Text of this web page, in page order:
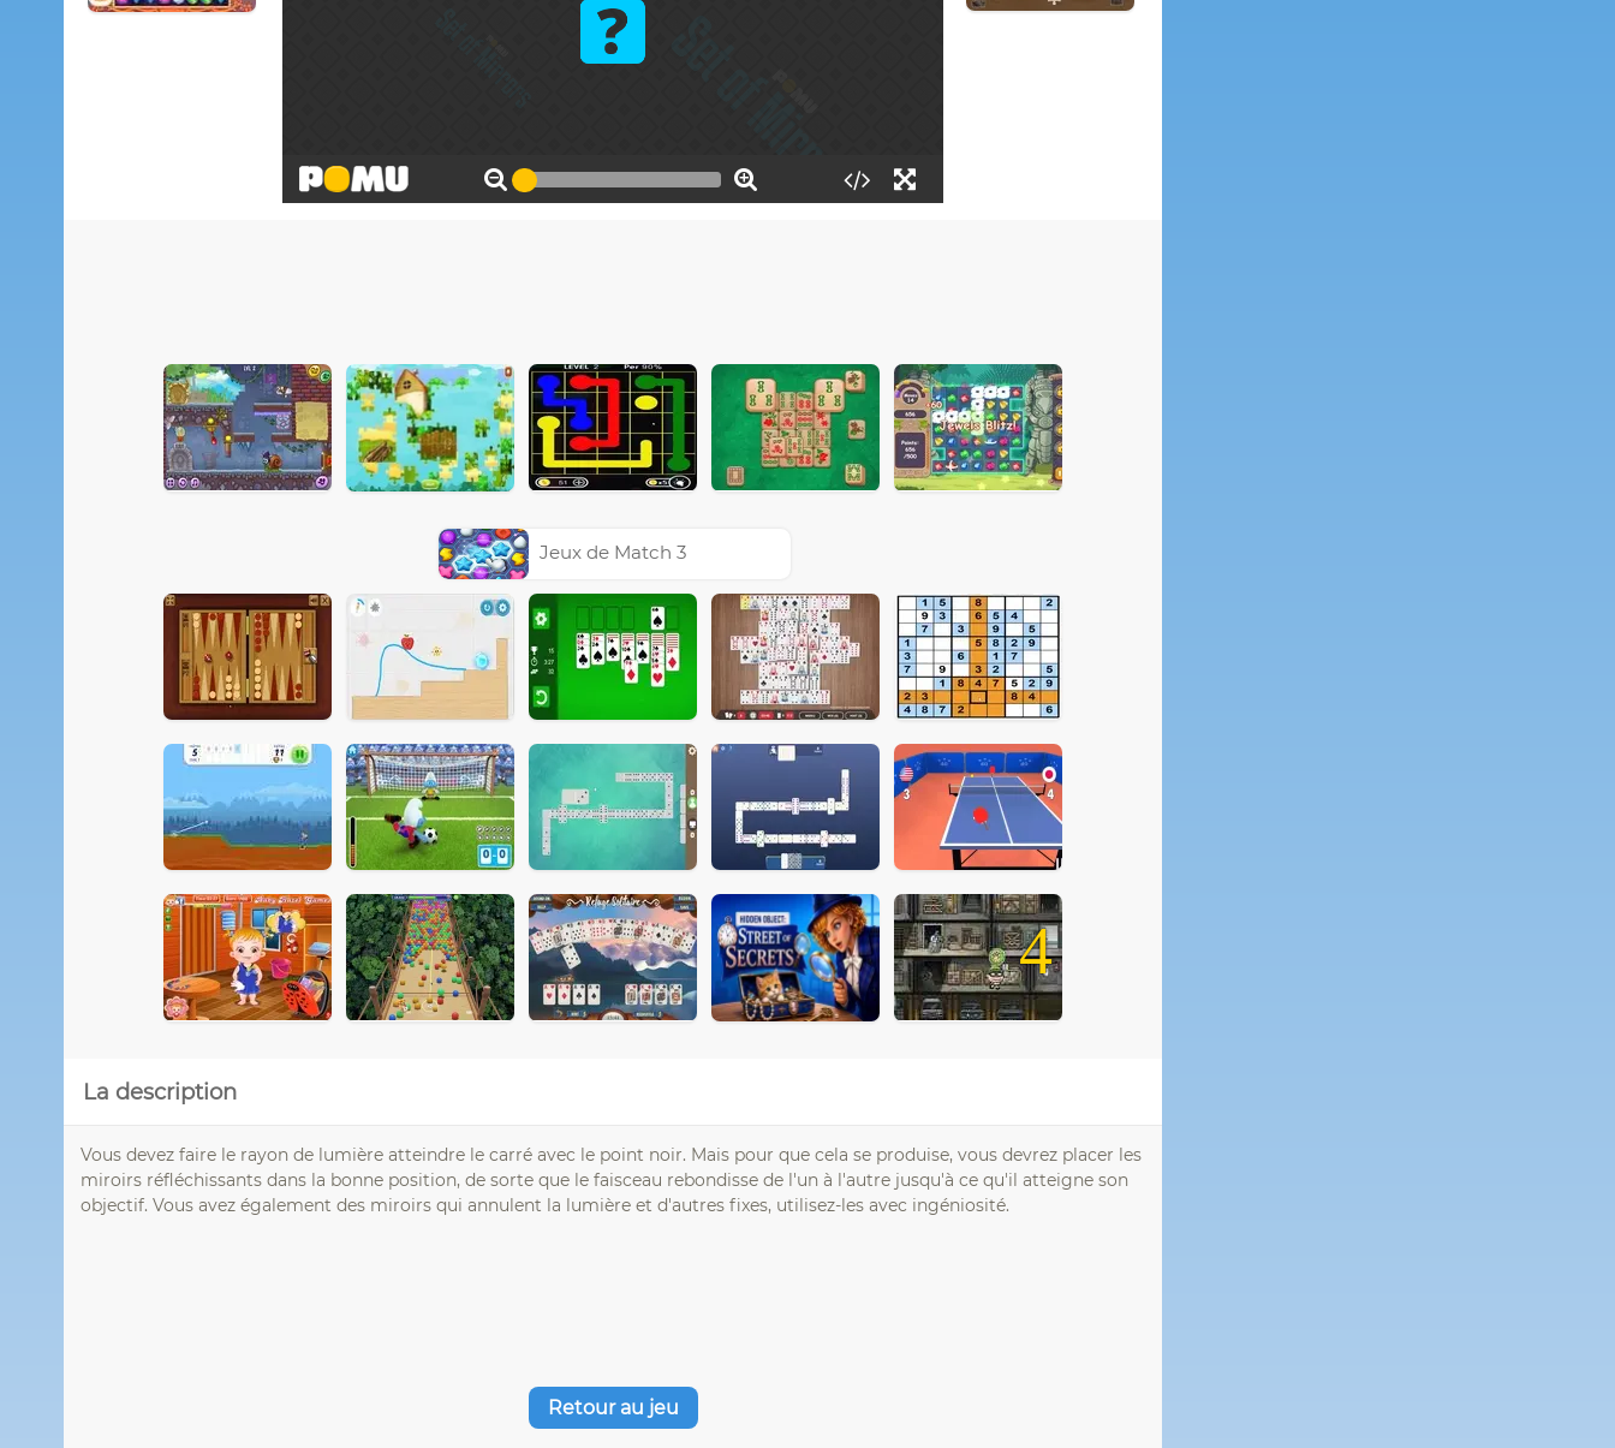
Jeux de Match 3
4
La description
Vous devez faire le rayon de lumière atteindre le carré avec le point noir. Mais pour que cela se produise, vous devrez placer les
miroirs réfléchissants dans la bonne position, de sorte que le faisceau rebondisse de l'un à l'autre jusqu'à ce qu'il atteigne son
objectif. Vous avez également des miroirs qui annulent la lumière et d'autres fixes, utilisez-les avec ingéniosité.
Retour au jeu